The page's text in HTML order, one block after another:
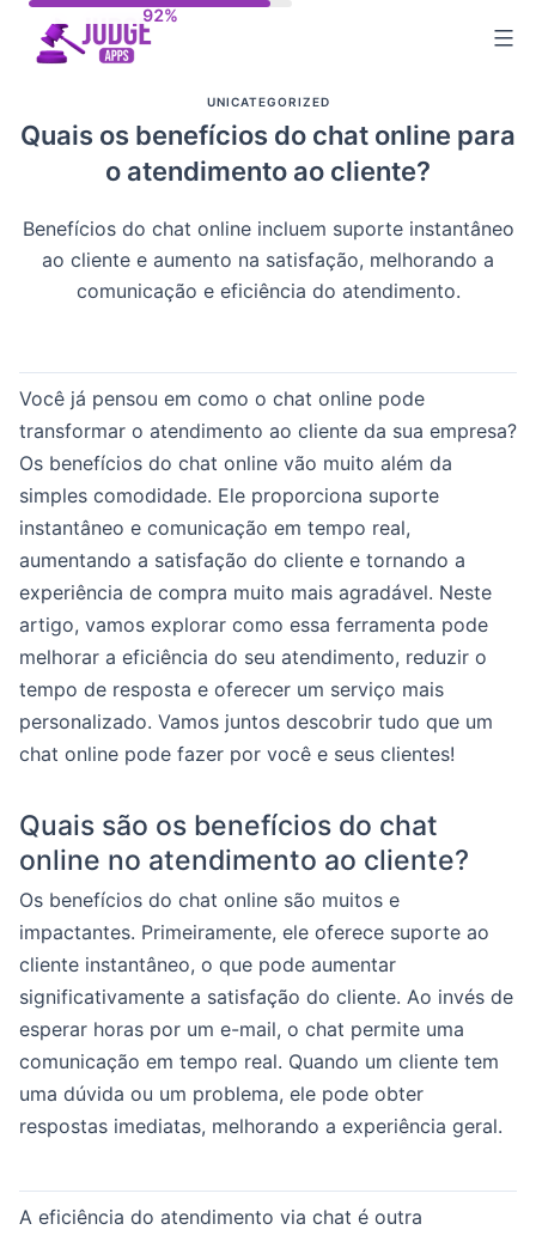
UNICATEGORIZED
Quais os benefícios do chat online para
o atendimento ao cliente?
Benefícios do chat online incluem suporte instantâneo
ao cliente e aumento na satisfação, melhorando a
comunicação e eficiência do atendimento.
Você já pensou em como o chat online pode
transformar o atendimento ao cliente da sua empresa?
Os benefícios do chat online vão muito além da
simples comodidade. Ele proporciona suporte
instantâneo e comunicação em tempo real,
aumentando a satisfação do cliente e tornando a
experiência de compra muito mais agradável. Neste
artigo, vamos explorar como essa ferramenta pode
melhorar a eficiência do seu atendimento, reduzir o
tempo de resposta e oferecer um serviço mais
personalizado. Vamos juntos descobrir tudo que um
chat online pode fazer por você e seus clientes!
Quais são os benefícios do chat
online no atendimento ao cliente?
Os benefícios do chat online são muitos e
impactantes. Primeiramente, ele oferece suporte ao
cliente instantâneo, o que pode aumentar
significativamente a satisfação do cliente. Ao invés de
esperar horas por um e-mail, o chat permite uma
comunicação em tempo real. Quando um cliente tem
uma dúvida ou um problema, ele pode obter
respostas imediatas, melhorando a experiência geral.
A eficiência do atendimento via chat é outra